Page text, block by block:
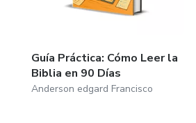
Guía Práctica: Cómo Leer la
Biblia en 90 Días
Anderson edgard Francisco